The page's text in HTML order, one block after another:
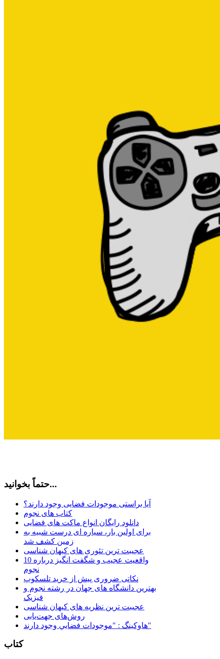
حتماً بخوانید...
آیا براستی موجودات فضایی وجود دارند؟
کتاب های نجوم
دانلود رایگان انواع ماکت های فضایی
برای اولین بار، سیاره ای درست شبیه به
زمین کشف شد
عجیبت ترین تئوری های کیهان شناسی
10 واقعیت عجیب و شگفت انگیز درباره
نجوم
نکاتی ضروری پیش از خرید تلسکوپ
بهترین دانشگاه های جهان در رشته نجوم و
فیزیک
عجیبت ترین نظریه های کیهان شناسی
روش‌های جهت‌یابی
هاوكينگ : "موجودات فضايي وجود دارند"
کتاب